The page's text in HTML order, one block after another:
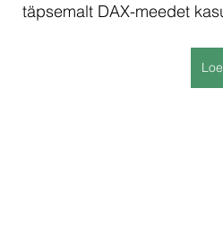
täpsemalt DAX-meedet